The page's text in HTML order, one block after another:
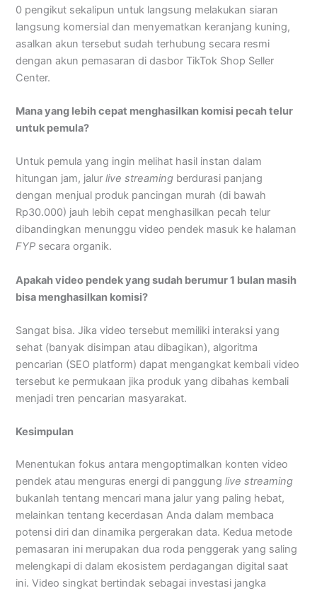
0 pengikut sekalipun untuk langsung melakukan siaran
langsung komersial dan menyematkan keranjang kuning,
asalkan akun tersebut sudah terhubung secara resmi
dengan akun pemasaran di dasbor TikTok Shop Seller
Center.
Mana yang lebih cepat menghasilkan komisi pecah telur
untuk pemula?
Untuk pemula yang ingin melihat hasil instan dalam
hitungan jam, jalurlive streaming berdurasi panjang
dengan menjual produk pancingan murah (di bawah
Rp30.000) jauh lebih cepat menghasilkan pecah telur
dibandingkan menunggu video pendek masuk ke halaman
FYP secara organik.
Apakah video pendek yang sudah berumur 1 bulan masih
bisa menghasilkan komisi?
Sangat bisa. Jika video tersebut memiliki interaksi yang
sehat (banyak disimpan atau dibagikan), algoritma
pencarian (SEO platform) dapat mengangkat kembali video
tersebut ke permukaan jika produk yang dibahas kembali
menjadi tren pencarian masyarakat.
Kesimpulan
Menentukan fokus antara mengoptimalkan konten video
pendek atau menguras energi di panggunglive streaming
bukanlah tentang mencari mana jalur yang paling hebat,
melainkan tentang kecerdasan Anda dalam membaca
potensi diri dan dinamika pergerakan data. Kedua metode
pemasaran ini merupakan dua roda penggerak yang saling
melengkapi di dalam ekosistem perdagangan digital saat
ini. Video singkat bertindak sebagai investasi jangka